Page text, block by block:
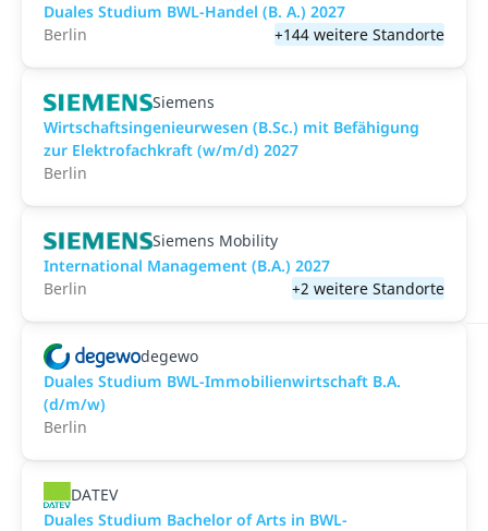
Duales Studium BWL-Handel (B. A.) 2027
Berlin
+144 weitere Standorte
Siemens
Wirtschaftsingenieurwesen (B.Sc.) mit Befähigung
zur Elektrofachkraft (w/m/d) 2027
Berlin
Siemens Mobility
International Management (B.A.) 2027
Berlin
+2 weitere Standorte
degewo
Duales Studium BWL-Immobilienwirtschaft B.A.
(d/m/w)
Berlin
DATEV
Duales Studium Bachelor of Arts in BWL-